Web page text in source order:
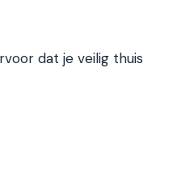
dat je veilig thuis